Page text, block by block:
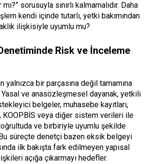
sorusuyla sınırlı kalmamalıdır. Daha
kendi içinde tutarlı, yetki bakımından
ilişkisiyle uyumlu mu?
Risk ve İnceleme
bir parçasına değil tamamına
Yasal ve anasözleşmesel dayanak, yetkili
belgeler, muhasebe kayıtları,
KOOPBİS veya diğer sistem verileri ile
ve birbiriyle uyumlu şekilde
süreçte denetçi bazen eksik belgeyi
ilk bakışta fark edilmeyen yapısal
açığa çıkarmayı hedefler.